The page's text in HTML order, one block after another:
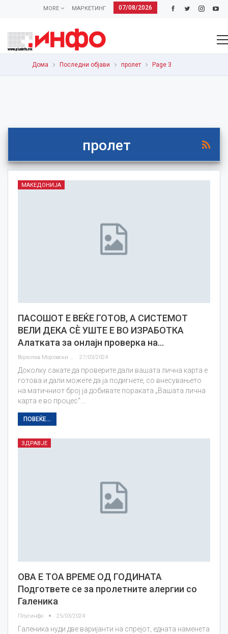
07/08/2026
МАРКЕТИНГ
MORE
Дома Последни објави пролет Page 3
пролет
МАКЕДОНИЈА
ПАСОШОТ Е ВЕЌЕ ГОТОВ, А СИСТЕМОТ
ВЕЛИ ДЕКА СЀ УШТЕ Е ВО ИЗРАБОТКА
Алатката за онлајн проверка на…
Војислав Мојсовски 27/03/2024
Доколку сакате да проверите дали вашата лична карта е
готова и дали можете да ја подигнете, со внесувањето
на матичниот број ја добивате пораката „Вашата лична
карта е во процес“.…
ПОВЕЌЕ...
ЗДРАВЈЕ
ОВА Е ТОА ВРЕМЕ ОД ГОДИНАТА
Подгответе се за пролетните алергии со
Галеника
Плусинфо 25/03/2024
Галеника нуди две варијанти на спрејот, едната наменета